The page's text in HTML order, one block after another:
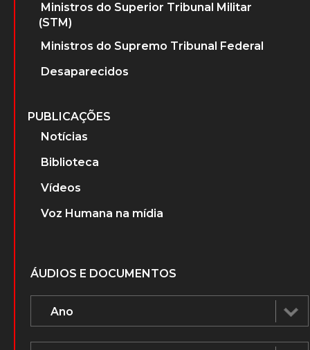
Ministros do Superior Tribunal Militar
(STM)
Ministros do Supremo Tribunal Federal
Desaparecidos
PUBLICAÇÕES
Notícias
Biblioteca
Vídeos
Voz Humana na mídia
ÁUDIOS E DOCUMENTOS